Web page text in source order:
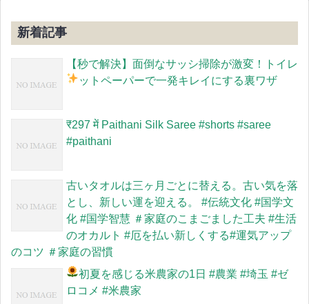
新着記事
【秒で解決】面倒なサッシ掃除が激変！トイレ
ットペーパーで一発キレイにする裏ワザ
​₹297 में Paithani Silk Saree #shorts #saree
#paithani
古いタオルは三ヶ月ごとに替える。古い気を落
とし、新しい運を迎える。 #伝統文化 #国学文
化 #国学智慧 ＃家庭のこまごました工夫 #生活
のオカルト #厄を払い新しくする#運気アップ
のコツ ＃家庭の習慣
初夏を感じる米農家の1日 #農業 #埼玉 #ゼ
ロコメ #米農家